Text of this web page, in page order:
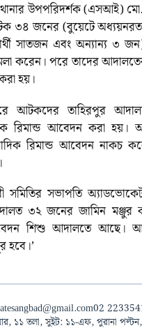
উপপরিদর্শক (এসআই)
৩৪ জনের (বুয়েটে
সাতজন এবং অন্যান্য ৩
করেন। পরে তাদের
হয়।
আটকদের তাহিরপুর
রিমান্ড আবেদন করা হয়।
রিমান্ড আবেদন নাকচ
সমিতির সভাপতি
৩২ জনের জামিন মঞ্জুর
শিশু আদালতে আছে।
হবে।’
02
১১ তলা, সুইট: ১১-এফ, পুরানা